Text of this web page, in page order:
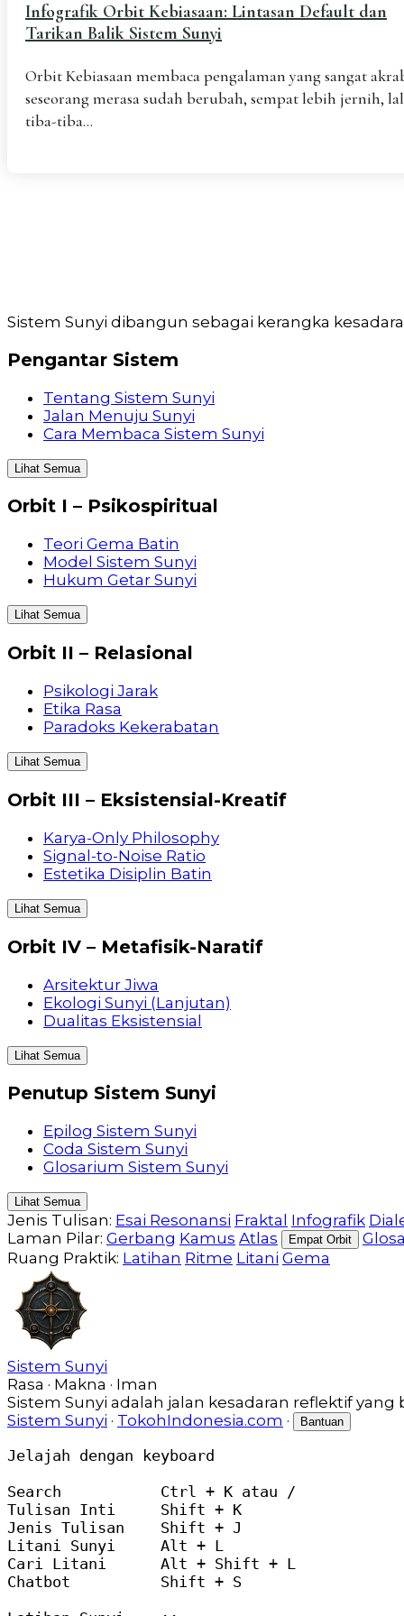
Infografik Orbit Kebiasaan: Lintasan Default dan
Tarikan Balik Sistem Sunyi
Orbit Kebiasaan membaca pengalaman yang sangat
seseorang merasa sudah berubah, sempat lebih jernih,
tiba-tiba...
Sistem Sunyi dibangun sebagai kerangka
Pengantar Sistem
Tentang Sistem Sunyi
Jalan Menuju Sunyi
Cara Membaca Sistem Sunyi
Lihat Semua
Orbit I – Psikospiritual
Teori Gema Batin
Model Sistem Sunyi
Hukum Getar Sunyi
Lihat Semua
Orbit II – Relasional
Psikologi Jarak
Etika Rasa
Paradoks Kekerabatan
Lihat Semua
Orbit III – Eksistensial-Kreatif
Karya-Only Philosophy
Signal-to-Noise Ratio
Estetika Disiplin Batin
Lihat Semua
Orbit IV – Metafisik-Naratif
Arsitektur Jiwa
Ekologi Sunyi (Lanjutan)
Dualitas Eksistensial
Lihat Semua
Penutup Sistem Sunyi
Epilog Sistem Sunyi
Coda Sistem Sunyi
Glosarium Sistem Sunyi
Lihat Semua
Jenis Tulisan: Esai Resonansi Fraktal Infografik
Laman Pilar: Gerbang Kamus Atlas Empat Orbit
Ruang Praktik: Latihan Ritme Litani Gema
Sistem Sunyi
Rasa · Makna · Iman
Sistem Sunyi adalah jalan kesadaran reflektif
Sistem Sunyi · TokohIndonesia.com · Bantuan
Jelajah dengan keyboard
Search           Ctrl + K atau /
Tulisan Inti     Shift + K
Jenis Tulisan    Shift + J
Litani Sunyi     Alt + L
Cari Litani      Alt + Shift + L
Chatbot          Shift + S